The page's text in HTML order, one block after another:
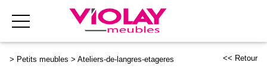
> Petits meubles > Ateliers-de-langres-etageres << Retour